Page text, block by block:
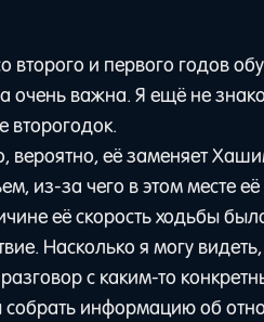
второго и первого годов
очень важна. Я ещё не
второгодок.
вероятно, её заменяет
из-за чего в этом месте
её скорость ходьбы
Насколько я могу
с каким-то
информацию об